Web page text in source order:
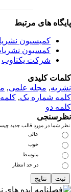
های مرتبط
کمیسیون
کمسیون
شرکت یکتاوب
کلیدی
,مجله علمی,
شماره یک,کلمه
دو
شما در مورد قالب جدید
عالی
خوب
متوسط
در حد انتظار